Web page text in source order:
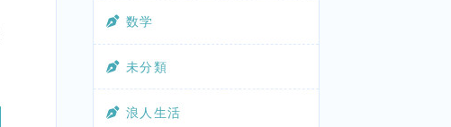
数学
未分類
浪人生活